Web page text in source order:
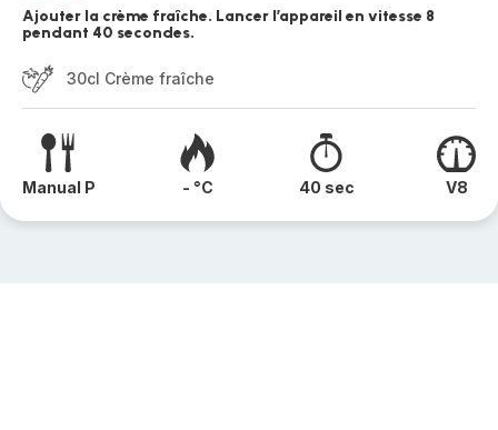
Ajouter la crème fraîche. Lancer l’appareil en vitesse 8
pendant 40 secondes.
30cl Crème fraîche
Manual P - °C 40 sec V8